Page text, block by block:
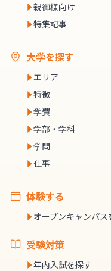
親御様向け
特集記事
大学を探す
エリア
特徴
学費
学部・学科
学問
仕事
体験する
オープンキャンパス
受験対策
年内入試を探す